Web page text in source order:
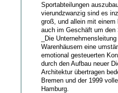
Sportabteilungen
vierundzwanzig sind es
groß, und allein mit einem
auch im Geschäft um den
_Die
Warenhäusern eine
emotional gesteuerten
durch den Aufbau neuer
Architektur übertragen
Bremen und der 1999
Hamburg.